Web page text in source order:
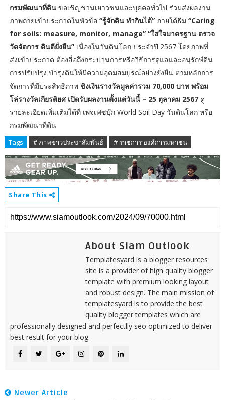
กรมพัฒนาที่ดินขอเชิญชวนเยาวชนและบุคคลทั่วไป ร่วมส่งผลงาน
ภาพถ่ายเข้าประกวดในหัวข้อ“รู้จักดิน ทำกินได้” ภายใต้ธีม “Caring
for soils: measure, monitor, manage” “ใส่ใจมาตรฐาน ตรวจ
วัดจัดการ ดินดียั่งยืน”เนื่องในวันดินโลก ประจำปี 2567 โดยภาพที่
ส่งเข้าประกวด ต้องสื่อถึงกระบวนการหรือวิธีการดูแลและอนุรักษ์ดิน
การปรับปรุง บำรุงดินให้มีความอุดมสมบูรณ์อย่างยั่งยืน ตามหลักการ
จัดการที่มีประสิทธิภาพ ชิงเงินรางวัลมูลค่ารวม 70,000 บาท พร้อม
โล่รางวัลเกียรติยศ เปิดรับผลงานตั้งแต่วันนี้ – 25 ตุลาคม 2567 ดู
รายละเอียดเพิ่มเติมได้ที่ เพจเฟซบุ๊ก World Soil Day วันดินโลก หรือ
กรมพัฒนาที่ดิน
Tags # ภาพข่าวประชาสัมพันธ์ # ราชการ องค์การมหาชน
Share This
About Siam Outlook
Templatesyard is a blogger resources
site is a provider of high quality blogger
template with premium looking layout
and robust design. The main mission of
templatesyard is to provide the best
quality blogger templates which are
professionally designed and perfectlly seo optimized to deliver
best result for your blog.
Newer Article